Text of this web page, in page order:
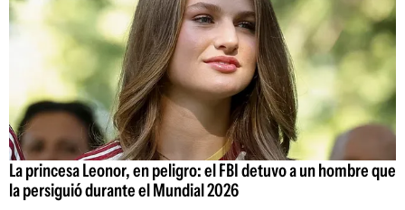
La princesa Leonor, en peligro: el FBI detuvo a un hombre que
la persiguió durante el Mundial 2026